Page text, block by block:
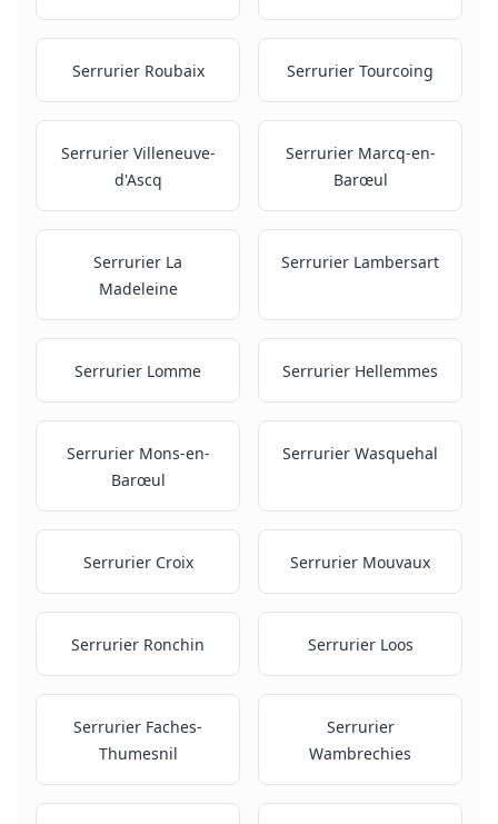
Serrurier Roubaix Serrurier Tourcoing
Serrurier Villeneuve-
d'Ascq
Serrurier Marcq-en-
Barœul
Serrurier La
Madeleine
Serrurier Lambersart
Serrurier Lomme Serrurier Hellemmes
Serrurier Mons-en-
Barœul
Serrurier Wasquehal
Serrurier Croix Serrurier Mouvaux
Serrurier Ronchin Serrurier Loos
Serrurier Faches-
Thumesnil
Serrurier
Wambrechies